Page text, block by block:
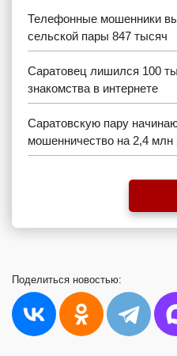
Телефонные мошенники
сельской пары 847 тысяч
Саратовец лишился 100
знакомства в интернете
Саратовскую пару
мошенничество на 2,4 млн
Поделиться новостью: